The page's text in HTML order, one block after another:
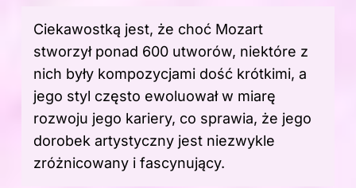
Ciekawostką jest, że choć Mozart
stworzył ponad 600 utworów, niektóre z
nich były kompozycjami dość krótkimi, a
jego styl często ewoluował w miarę
rozwoju jego kariery, co sprawia, że jego
dorobek artystyczny jest niezwykle
zróżnicowany i fascynujący.